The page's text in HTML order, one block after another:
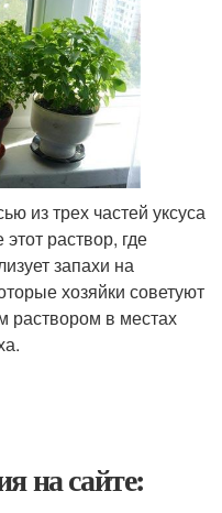
из трех частей уксуса
раствор, где
запахи на
хозяйки советуют
раствором в местах
на сайте: